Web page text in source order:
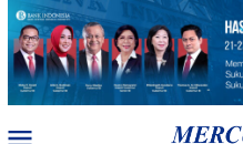
Loncat
konten